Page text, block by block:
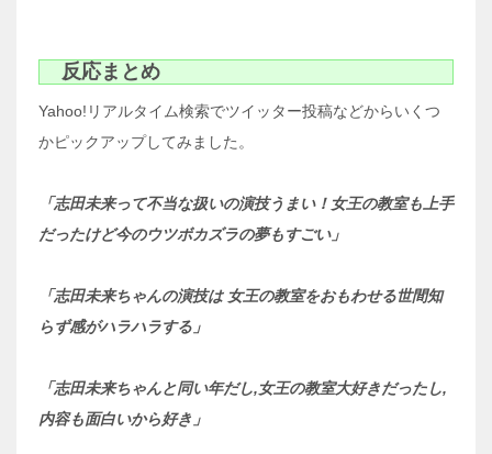
反応まとめ
Yahoo!リアルタイム検索でツイッター投稿などからいくつ
かピックアップしてみました。
「志田未来って不当な扱いの演技うまい！女王の教室も上手
だったけど今のウツボカズラの夢もすごい」
「志田未来ちゃんの演技は 女王の教室をおもわせる世間知
らず感がハラハラする」
「志田未来ちゃんと同い年だし,女王の教室大好きだったし,
内容も面白いから好き」